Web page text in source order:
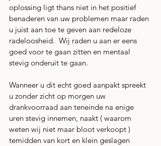
oplossing ligt thans niet in het positief
benaderen van uw problemen maar raden
u juist aan toe te geven aan redeloze
radeloosheid.  Wij raden u aan er eens
goed voor te gaan zitten en mentaal
stevig onderuit te gaan.
Wanneer u dit echt goed aanpakt spreekt
u zonder zicht op morgen uw
drankvoorraad aan teneinde na enige
uren stevig innemen, naakt ( waarom
weten wij niet maar bloot verkoopt )
temidden van kort en klein geslagen